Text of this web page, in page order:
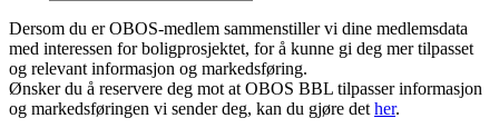
Dersom du er OBOS-medlem sammenstiller vi dine medlemsdata
med interessen for boligprosjektet, for å kunne gi deg mer tilpasset
og relevant informasjon og markedsføring.
Ønsker du å reservere deg mot at OBOS BBL tilpasser informasjon
og markedsføringen vi sender deg, kan du gjøre det her.